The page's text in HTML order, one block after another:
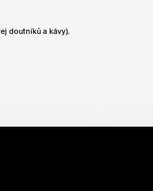
doutníků a kávy).